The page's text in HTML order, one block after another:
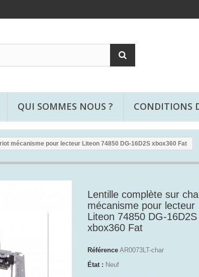
QUI SOMMES NOUS ? CONDITIONS
mécanisme pour lecteur Liteon 74850 DG-16D2S xbox360 Fat
Lentille complète sur
mécanisme pour lecteur
Liteon 74850 DG-16D2S
xbox360 Fat
Référence AR0073LT-char
État : Neuf